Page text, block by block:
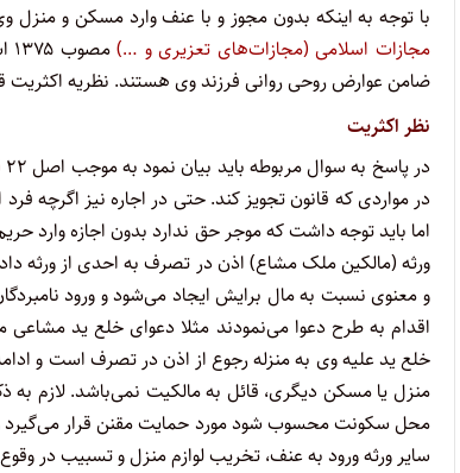
با توجه به اینکه بدون مجوز و با عنف وارد مسکن و منزل
مجازات اسلامی (مجازات‌های تعزیری و …)
ضامن عوارض روحی روانی فرزند وی هستند. نظریه
نظر اکثریت
در پاسخ به سوال مربوطه باید بیان نمود به موجب اصل ۲۲
در مواردی که قانون تجویز کند. حتی در اجاره نیز اگرچه
اما باید توجه داشت که موجر حق ندارد بدون اجازه
ورثه (مالکین ملک مشاع) اذن در تصرف به احدی از ورثه
اقدام به طرح دعوا می‌نمودند مثلا دعوای خلع ید
خلع ید علیه وی به منزله رجوع از اذن در تصرف است و
منزل یا مسکن دیگری، قائل به مالکیت نمی‌باشد. لازم
محل سکونت محسوب شود مورد حمایت مقنن قرار می‌گیرد و
سایر ورثه ورود به عنف، تخریب لوازم منزل و تسبیب در